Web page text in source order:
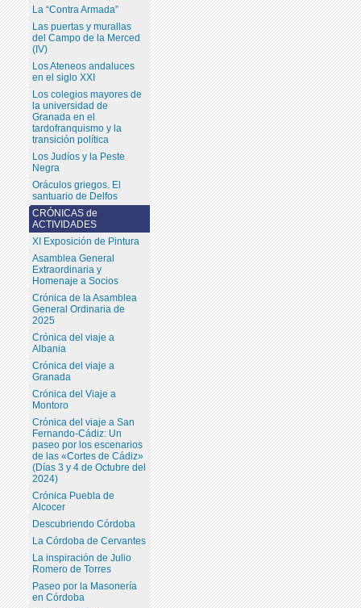
CRÓNICAS de
ACTIVIDADES
XI Exposición de Pintura
Asamblea General
Extraordinaria y
Homenaje a Socios
Crónica de la Asamblea
General Ordinaria de
2025
Crónica del viaje a
Albania
Crónica del viaje a
Granada
Crónica del Viaje a
Montoro
Crónica del viaje a San
Fernando-Cádiz: Un
paseo por los escenarios
de las «Cortes de Cádiz»
(Días 3 y 4 de Octubre del
2024)
Crónica Puebla de
Alcocer
Descubriendo Córdoba
La Córdoba de Cervantes
La inspiración de Julio
Romero de Torres
Paseo por la Masonería
en Córdoba
La “Contra Armada”
Las puertas y murallas
del Campo de la Merced
(IV)
Los Ateneos andaluces
en el siglo XXI
Los colegios mayores de
la universidad de
Granada en el
tardofranquismo y la
transición política
Los Judíos y la Peste
Negra
Oráculos griegos. El
santuario de Delfos